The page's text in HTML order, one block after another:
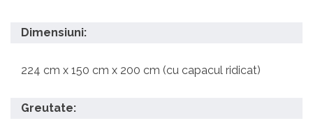
Dimensiuni:
224 cm x 150 cm x 200 cm (cu capacul ridicat)
Greutate: